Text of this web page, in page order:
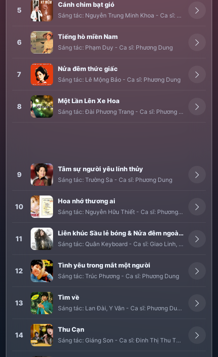
5
Cánh chim bạt gió
Sáng tác: Nguyễn Trung Minh Khoa - Ca sĩ: Đình Văn
6
Tiếng hò miền Nam
Sáng tác: Phạm Duy - Ca sĩ: Phương Dung
7
Nửa đêm thức giấc
Sáng tác: Lê Mộng Bảo - Ca sĩ: Phương Dung
8
Một Lần Lên Xe Hoa
Sáng tác:Đài Phương Trang - Ca sĩ: Phương Dung
9
Tâm sự người yêu lính thủy
Sáng tác: Trường Sa - Ca sĩ: Phương Dung
10
Hoa nhớ thương ai
Sáng tác: Nguyễn Hữu Thiết - Ca sĩ: Phương Dung
11
Liên khúc Sầu lẻ bóng & Nửa đêm ngoài phố & Lưu bút ngày xanh & Sao chưa thấy hồi âm
Sáng tác: Quân Keyboard - Ca sĩ: Giao Linh, Phương Dung
12
Tình yêu trong mắt một người
Sáng tác: Trúc Phương - Ca sĩ: Phương Dung
13
Tìm về
Sáng tác: Lan Đài, Y Vân - Ca sĩ: Phương Dung
14
Thu Cạn
Sáng tác: Giáng Son - Ca sĩ:Đinh Thị Thu Thùy